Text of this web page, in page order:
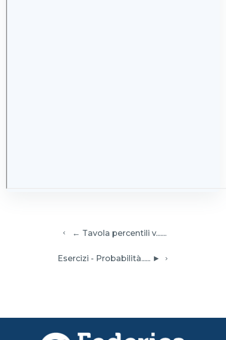
  ← Tavola percentili v.......
Esercizi - Probabilità...... ►